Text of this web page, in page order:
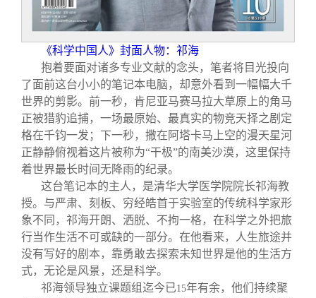
理事会名单
制度法规
联系我们
《科学中国人》封面人物：祁海
抱着要面对诸多专业文献的念头，笔者将目光投向
了面前这台小小的笔记本电脑，却意外看到一幅幅大千
世界的剪影。前一秒，肯尼亚马赛马拉大草原上的角马
正被猎豹追捕，一场最原始、最真实的物竞天择之剧定
格在千钧一发；下一秒，撒在阿塔卡马上空的漫天星河
正静静俯视着这片被称为“干极”的南美沙漠，这里保持
着世界最长时间无降雨的纪录。
这台笔记本的主人，是清华大学医学院院长祁海教
授。与严肃、刻板、穷经皓首于实验室的传统科学家形
象不同，祁海开朗、洒脱、不拘一格，在科学之外把旅
行当作生活不可或缺的一部分。在他看来，人生旅途并
没有写好的剧本，靠勇敢去探索未知世界是他的生活方
式，无论是风景，还是科学。
祁海领导独立课题组迄今已15年有余，他们持续聚